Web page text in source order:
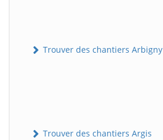
Trouver des chantiers Arbigny
Trouver des chantiers Argis